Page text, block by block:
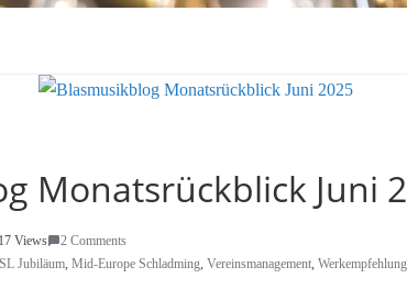
Monatsrückblick Juni
Views
2 Comments
Jubiläum Mid-Europe Schladming Vereinsmanagement Werkempfehlung